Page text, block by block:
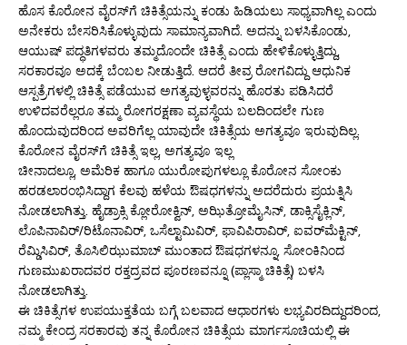
ಹೊಸ ಕೊರೋನ ವೈರಸ್‌ಗೆ ಚಿಕಿತ್ಸೆಯನ್ನು ಕಂಡು ಹಿಡಿಯಲು ಸಾಧ್ಯವಾಗಿಲ್ಲ ಎಂದು
ಅನೇಕರು ಬೇಸರಿಸಿಕೊಳ್ಳುವುದು ಸಾಮಾನ್ಯವಾಗಿದೆ. ಅದನ್ನು ಬಳಸಿಕೊಂಡು,
ಆಯುಷ್ ಪದ್ಧತಿಗಳವರು ತಮ್ಮದೊಂದೇ ಚಿಕಿತ್ಸೆ ಎಂದು ಹೇಳಿಕೊಳ್ಳುತ್ತಿದ್ದು,
ಸರಕಾರವೂ ಅದಕ್ಕೆ ಬೆಂಬಲ ನೀಡುತ್ತಿದೆ. ಆದರೆ ತೀವ್ರ ರೋಗವಿದ್ದು ಆಧುನಿಕ
ಆಸ್ಪತ್ರೆಗಳಲ್ಲಿ ಚಿಕಿತ್ಸೆ ಪಡೆಯುವ ಅಗತ್ಯವುಳ್ಳವರನ್ನು ಹೊರತು ಪಡಿಸಿದರೆ
ಉಳಿದವರೆಲ್ಲರೂ ತಮ್ಮ ರೋಗರಕ್ಷಣಾ ವ್ಯವಸ್ಥೆಯ ಬಲದಿಂದಲೇ ಗುಣ
ಹೊಂದುವುದರಿಂದ ಅವರಿಗೆಲ್ಲ ಯಾವುದೇ ಚಿಕಿತ್ಸೆಯ ಅಗತ್ಯವೂ ಇರುವುದಿಲ್ಲ.
ಕೊರೋನ ವೈರಸ್‌ಗೆ ಚಿಕಿತ್ಸೆ ಇಲ್ಲ, ಅಗತ್ಯವೂ ಇಲ್ಲ
ಚೀನಾದಲ್ಲೂ, ಅಮೆರಿಕ ಹಾಗೂ ಯುರೋಪುಗಳಲ್ಲೂ ಕೊರೋನ ಸೋಂಕು
ಹರಡಲಾರಂಭಿಸಿದ್ದಾಗ ಕೆಲವು ಹಳೆಯ ಔಷಧಗಳನ್ನು ಅದರೆದುರು ಪ್ರಯತ್ನಿಸಿ
ನೋಡಲಾಗಿತ್ತು. ಹೈಡ್ರಾಕ್ಸಿ ಕ್ಲೋರೋಕ್ವಿನ್, ಅಝಿತ್ರೋಮೈಸಿನ್, ಡಾಕ್ಸಿಸೈಕ್ಲಿನ್,
ಲೊಪಿನಾವಿರ್/ರಿಟೊನಾವಿರ್, ಒಸೆಲ್ಟಾಮಿವಿರ್, ಫಾವಿಪಿರಾವಿರ್, ಐವರ್‌ಮೆಕ್ಟಿನ್,
ರೆಮ್ಡಿಸಿವಿರ್, ತೊಸಿಲಿಝುಮಾಬ್‌ ಮುಂತಾದ ಔಷಧಗಳನ್ನೂ, ಸೋಂಕಿನಿಂದ
ಗುಣಮುಖರಾದವರ ರಕ್ತದ್ರವದ ಪೂರಣವನ್ನೂ (ಪ್ಲಾಸ್ಮಾ ಚಿಕಿತ್ಸೆ) ಬಳಸಿ
ನೋಡಲಾಗಿತ್ತು.
ಈ ಚಿಕಿತ್ಸೆಗಳ ಉಪಯುಕ್ತತೆಯ ಬಗ್ಗೆ ಬಲವಾದ ಆಧಾರಗಳು ಲಭ್ಯವಿರದಿದ್ದುದರಿಂದ,
ನಮ್ಮ ಕೇಂದ್ರ ಸರಕಾರವು ತನ್ನ ಕೊರೋನ ಚಿಕಿತ್ಸೆಯ ಮಾರ್ಗಸೂಚಿಯಲ್ಲಿ ಈ